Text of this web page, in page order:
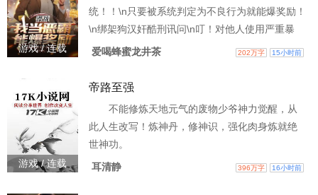
游戏 / 连载
统！！\n只要被系统判定为不良行为就能爆奖励！
\n绑架狗汉奸酷刑讯问\n叮！对他人使用严重暴
力，奖励：鬼子绝密军事情报！ \n林泽：？？？
\n叮！胁迫无辜的少妇，奖励：日语精通！ \n有
无数的万家佛\n［谍战+智斗+爽文+神豪+杀伐果
断不圣母+该收就收］
爱喝蜂蜜龙井茶 202万字 15小时前
游戏 / 连载
帝路至强
不能修炼天地元气的废物少爷神力觉醒，从
此人生改写！炼神丹，修神识，强化肉身炼就绝
世神功。
耳清静 396万字 16小时前